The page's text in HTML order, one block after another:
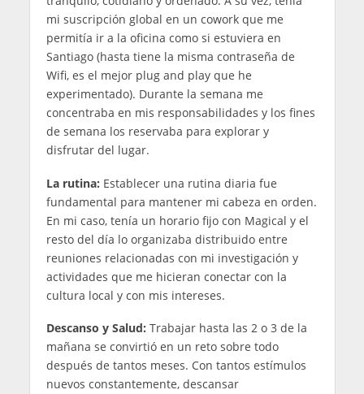
mi suscripción global en un cowork que me
permitía ir a la oficina como si estuviera en
Santiago (hasta tiene la misma contraseña de
Wifi, es el mejor plug and play que he
experimentado). Durante la semana me
concentraba en mis responsabilidades y los fines
de semana los reservaba para explorar y
disfrutar del lugar.
La rutina: Establecer una rutina diaria fue
fundamental para mantener mi cabeza en orden.
En mi caso, tenía un horario fijo con Magical y el
resto del día lo organizaba distribuido entre
reuniones relacionadas con mi investigación y
actividades que me hicieran conectar con la
cultura local y con mis intereses.
Descanso y Salud: Trabajar hasta las 2 o 3 de la
mañana se convirtió en un reto sobre todo
después de tantos meses. Con tantos estímulos
nuevos constantemente, descansar